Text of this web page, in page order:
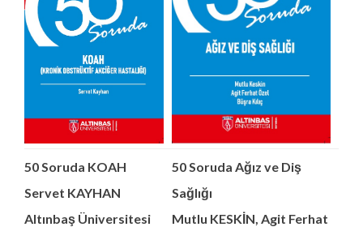
50 Soruda KOAH
Servet KAYHAN
Altınbaş Üniversitesi
50 Soruda Ağız ve Diş
Sağlığı
Mutlu KESKİN, Agit Ferhat